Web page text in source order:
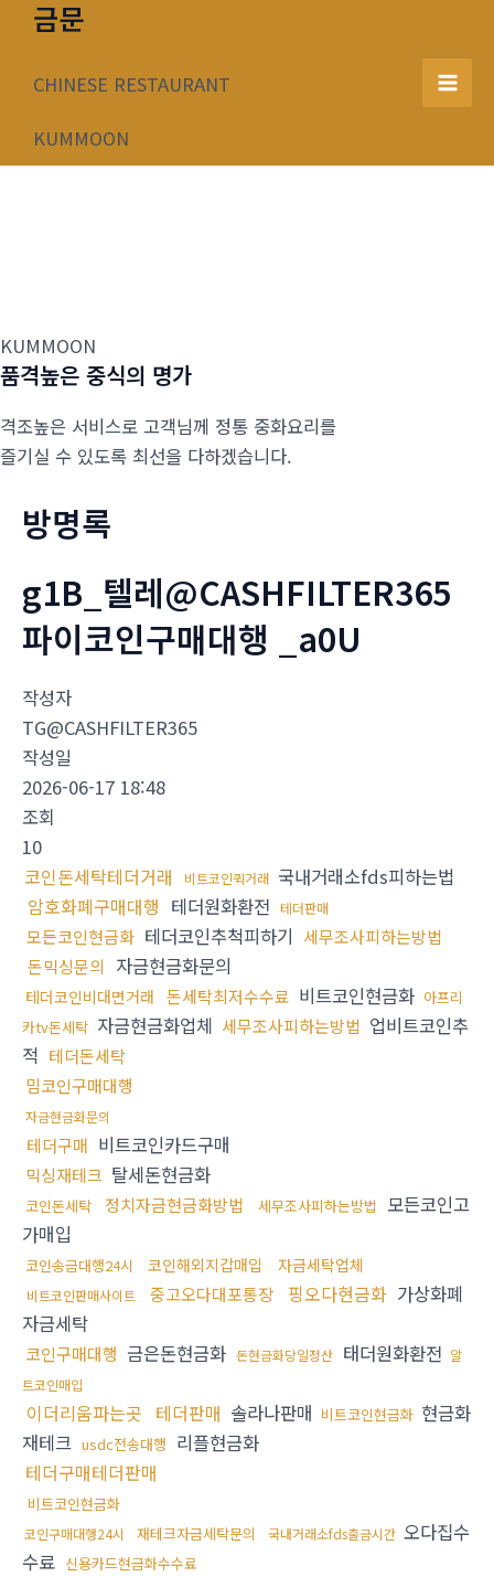
너
금문
CHINESE RESTAURANT
KUMMOON
Main
KUMMOON
품격높은 중식의 명가
격조높은 서비스로 고객님께 정통 중화요리를
즐기실 수 있도록 최선을 다하겠습니다.
방명록
g1B_텔레@CASHFILTER365
파이코인구매대행 _a0U
작성자
TG@CASHFILTER365
작성일
2026-06-17 18:48
조회
10
코인돈세탁테더거래
비트코인퀵거래 국내거래소fds피하는법
암호화폐구매대행 테더원화환전 테더판매
모든코인현금화 테더코인추척피하기 세무조사피하는방법
돈믹싱문의
자금현금화문의
테더코인비대면거래 돈세탁최저수수료 비트코인현금화 아프리
카tv돈세탁 자금현금화업체 세무조사피하는방법 업비트코인추
적 테더돈세탁
밈코인구매대행
자금현금화문의
테더구매 비트코인카드구매
믹싱재테크 탈세돈현금화
코인돈세탁 정치자금현금화방법 세무조사피하는방법
모든코인고
가매입
코인송금대행24시 코인해외지갑매입 자금세탁업체
비트코인판매사이트 중고오다대포통장 핑오다현금화 가상화폐
자금세탁
코인구매대행 금은돈현금화 돈현금화당일정산 태더원화환전 알
트코인매입
이더리움파는곳 테더판매 솔라나판매 비트코인현금화 현금화
재테크 usdc전송대행 리플현금화
테더구매테더판매
비트코인현금화
코인구매대행24시 재테크자금세탁문의 국내거래소fds출금시간 오다집수
수료 신용카드현금화수수료